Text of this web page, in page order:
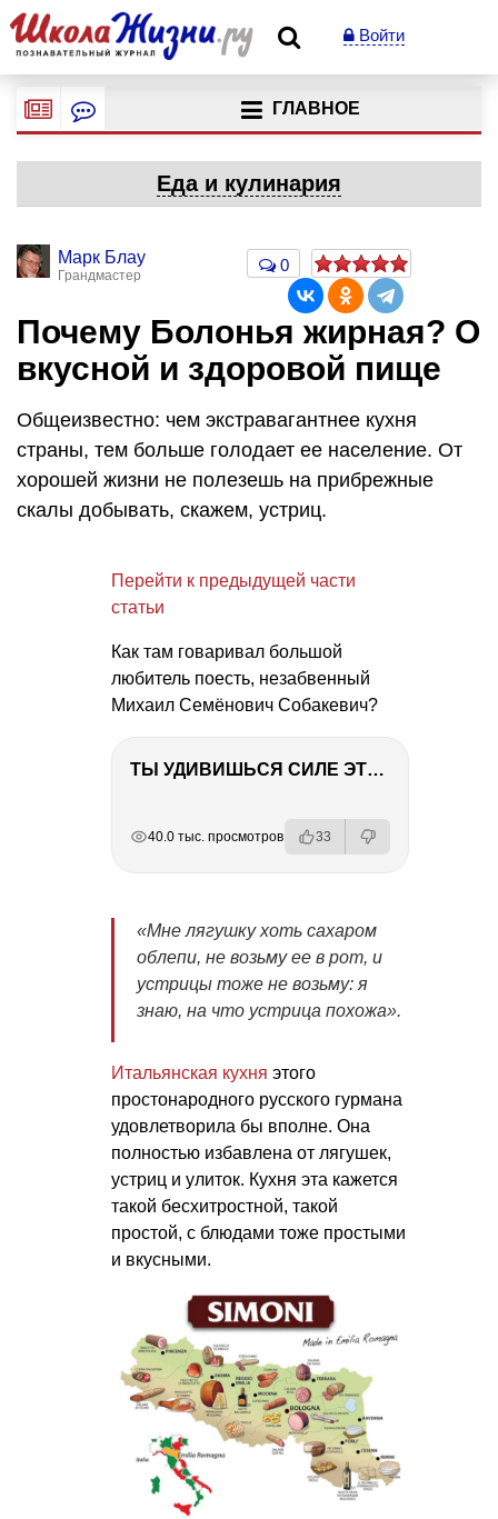
Войти
ГЛАВНОЕ
Еда и кулинария
Марк Блау
Грандмастер
0
Почему Болонья жирная? О
вкусной и здоровой пище
Общеизвестно: чем экстравагантнее кухня
страны, тем больше голодает ее население. От
хорошей жизни не полезешь на прибрежные
скалы добывать, скажем, устриц.
Перейти к предыдущей части
статьи
Как там говаривал большой
любитель поесть, незабвенный
Михаил Семёнович Собакевич?
ТЫ УДИВИШЬСЯ СИЛЕ ЭТО ЧЕЛОВЕКА! Блог о нашей поездке в Вышний Волочек
40.0 тыс. просмотров 33
«Мне лягушку хоть сахаром
облепи, не возьму ее в рот, и
устрицы тоже не возьму: я
знаю, на что устрица похожа».
Итальянская кухня этого
простонародного русского гурмана
удовлетворила бы вполне. Она
полностью избавлена от лягушек,
устриц и улиток. Кухня эта кажется
такой бесхитростной, такой
простой, с блюдами тоже простыми
и вкусными.